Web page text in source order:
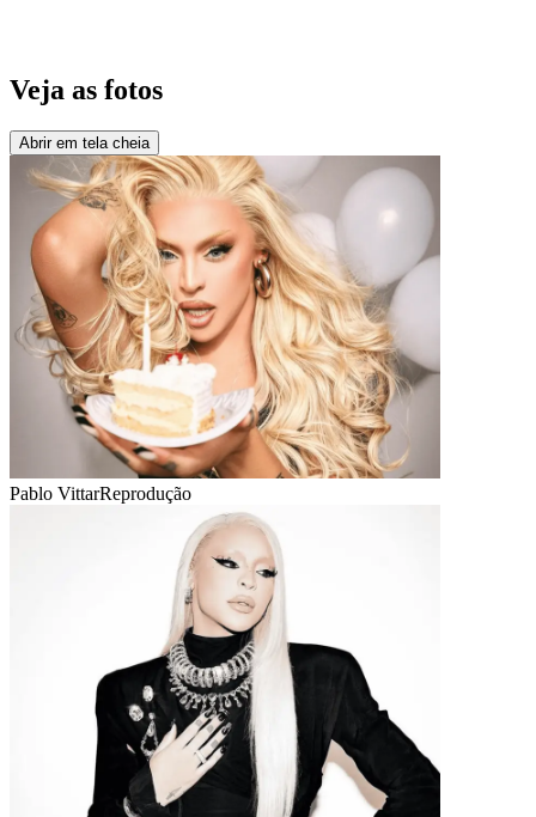
Veja as fotos
Abrir em tela cheia
Pablo VittarReprodução